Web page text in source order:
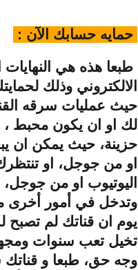
حمايه حسابك الآن :
طبعا هذه هي
الالكتروني وذلك
حيث عمليات سرقه
لك او ان يكون محبط
حزينة، حيث يمكن ان
او من جوجل، او
اليوتيوب او من
وتدخل في أمور أخرى
يوم ان قناتك لم تصبح
تخيل تعب سنوات
وجه حق، طبعا و